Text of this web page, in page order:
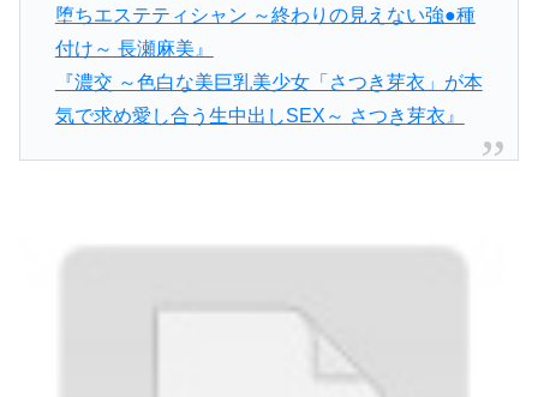
堕ちエステティシャン ～終わりの見えない強●種
付け～ 長瀬麻美』
『濃交 ～色白な美巨乳美少女「さつき芽衣」が本
気で求め愛し合う生中出しSEX～ さつき芽衣』